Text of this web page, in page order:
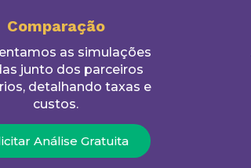
Comparação
as simulações
junto dos parceiros
detalhando taxas e
custos.
Análise Gratuita